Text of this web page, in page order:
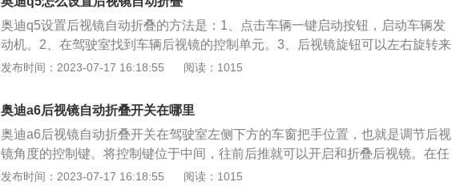
应充分发挥汽车后视镜的作用，注意以下几个方面：1、开车前调整后视镜。行
车过程中，容易因车辆振动而引起后视镜的位置和角度变化，应及时观察和调整
后视镜的位置和角度。2、一般道路上观察后视镜。停车、起步、超车、转弯、
掉头等行车路线即将发生变化时，应先给出相应的行车信号，同时必须观察后视
3、人流密集处观察后视镜。经过市场、路口等场所时，要缓慢行走，观察后视
镜。4、狭窄道路看后视镜。通过两侧有非机动车或行人的狭窄道路或桥梁时，
减速慢行，注意后视镜，与非机动车或行人保持必要的横向距离。5、高速公路
离，还要通过后视镜观察判断后方车辆的跟车距离，处理情况时做到心中有数，
奥迪q5设置后视镜自动折叠的方法是：1、点击车辆一键启动按钮，启动车辆发
动机。2、在驾驶室找到车辆后视镜的控制单元。3、后视镜旋钮可以左右旋转来
实现不同功能。4、旋转上面那个按钮，往L拧是开启左后视镜自动折叠，往R拧
叠按钮一般是在驾驶位的门上。车辆在行车过程中难免发生一些意外事故，后视
镜作为安装在车辆上宽度最宽的零部件，在造成相擦的情况下，最易受到冲击。
具有折叠功能的后视镜，在通过狭窄路段时可以收缩起来，提高了车子的通过
性，在驾驶员离开车子的时候，也可以把后视镜折叠起来，不仅可以保护镜面，
还可以缩小停车泊位空间，有效的避免了刮蹭。
发布时间：2023-07-17 16:18:55 阅读：1015
奥迪a6后视镜自动折叠开关在哪里
奥迪a6后视镜自动折叠开关在驾驶室左侧下方的车窗把手位置，也就是调节后视
镜角度的控制键。将控制键位于中间，往前后推就可以开启和折叠后视镜。在任
何情况下都不得用手将后视镜护罩扳回原位，否则会影响后视镜机械机构的功
发布时间：2023-07-17 16:18:55 阅读：1015